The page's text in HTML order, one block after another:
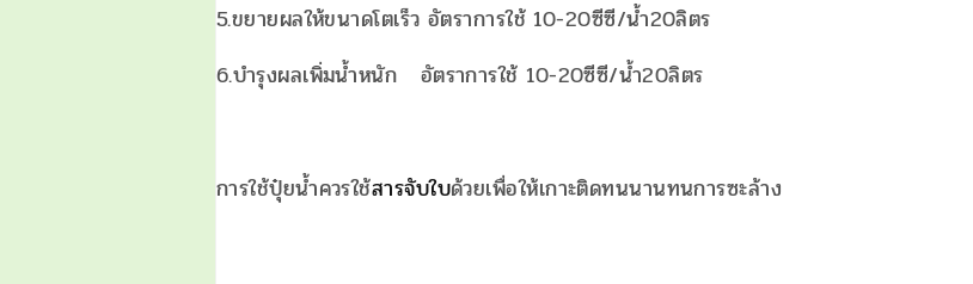
5.ขยายผลให้ขนาดโตเร็ว อัตราการใช้ 10-20ซีซี/น้ำ20ลิตร
6.บำรุงผลเพิ่มน้ำหนัก อัตราการใช้ 10-20ซีซี/น้ำ20ลิตร
การใช้ปุ๋ยน้ำควรใช้สารจับใบด้วยเพื่อให้เกาะติดทนนานทนการซะล้าง